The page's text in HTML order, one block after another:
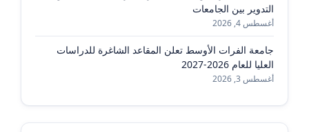
التدوير بين الجامعات
أغسطس 4, 2026
جامعة الفرات الأوسط تعلن المقاعد الشاغرة للدراسات
العليا للعام 2026-2027
أغسطس 3, 2026